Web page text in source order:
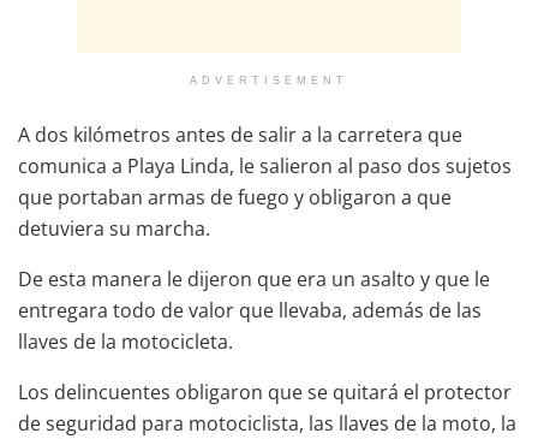
ADVERTISEMENT
A dos kilómetros antes de salir a la carretera que
comunica a Playa Linda, le salieron al paso dos sujetos
que portaban armas de fuego y obligaron a que
detuviera su marcha.
De esta manera le dijeron que era un asalto y que le
entregara todo de valor que llevaba, además de las
llaves de la motocicleta.
Los delincuentes obligaron que se quitará el protector
de seguridad para motociclista, las llaves de la moto, la